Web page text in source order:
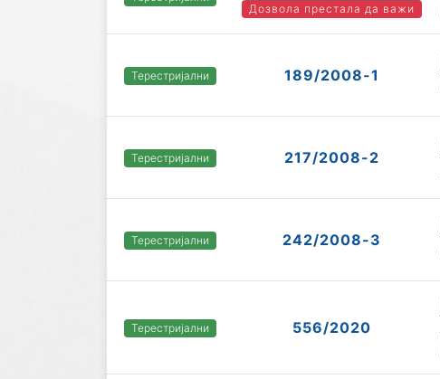
Дозвола престала да важи
Терестријални 189/2008-1
Терестријални 217/2008-2
Терестријални 242/2008-3
Терестријални 556/2020